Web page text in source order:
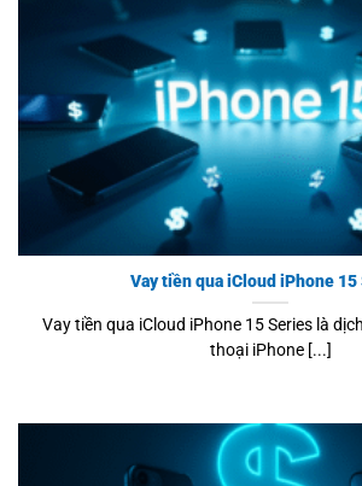
Vay tiền qua iCloud iPhone 15
Vay tiền qua iCloud iPhone 15 Series là
thoại iPhone [...]